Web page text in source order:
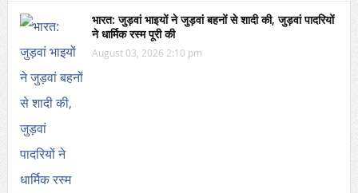
भारत: जुड़वां भाइयों ने जुड़वां बहनों से शादी की, जुड़वां पादरियों
ने धार्मिक रस्म पूरी की
August 03, 2026 2:10 pm